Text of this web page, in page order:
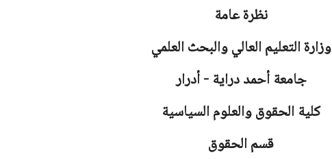
نظرة عامة
وزارة التعليم العالي والبحث العلمي
جامعةأحمد دراية - أدرار
كلية الحقوق والعلوم السياسية
قسم الحقوق